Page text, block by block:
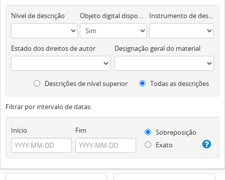
Nível de descrição Objeto digital disponível Instrumento de descrição documental
Estado dos direitos de autor Designação geral do material
Descrições de nível superior Todas as descrições
Filtrar por intervalo de datas:
Início Fim
Sobreposição
Exato